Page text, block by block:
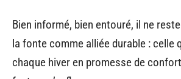
Bien informé, bien entouré, il ne
la fonte comme alliée durable : celle
chaque hiver en promesse de